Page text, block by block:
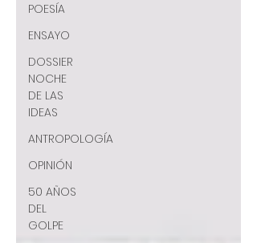
POESÍA
ENSAYO
DOSSIER
NOCHE
DE LAS
IDEAS
ANTROPOLOGÍA
OPINIÓN
50 AÑOS
DEL
GOLPE